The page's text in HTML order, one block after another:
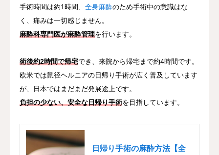
手術時間は約1時間、 全身麻酔のため手術中の意識はな
く、痛みは一切感じません。
麻酔科専門医が麻酔管理を行います。
術後約2時間で帰宅でき、来院から帰宅まで約4時間です。
欧米では鼠径ヘルニアの日帰り手術が広く普及しています
が、日本ではまだまだ発展途上です。
負担の少ない、安全な日帰り手術を目指しています。
日帰り手術の麻酔方法【全